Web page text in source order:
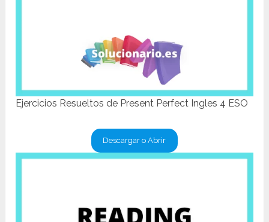
Ejercicios Resueltos de Present Perfect Ingles 4 ESO
Descargar o Abrir